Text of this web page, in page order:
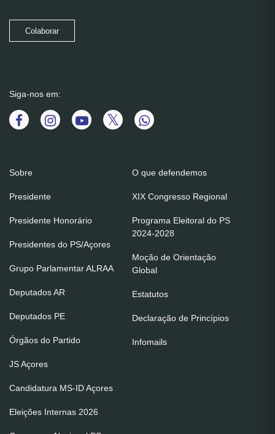
Colaborar
Siga-nos em:
Sobre
Presidente
Presidente Honorário
Presidentes do PS/Açores
Grupo Parlamentar ALRAA
Deputados AR
Deputados PE
Órgãos do Partido
JS Açores
Candidatura MS-ID Açores
Eleições Internas 2026
O que defendemos
XIX Congresso Regional
Programa Eleitoral do PS
2024-2028
Moção de Orientação
Global
Estatutos
Declaração de Princípios
Infomails